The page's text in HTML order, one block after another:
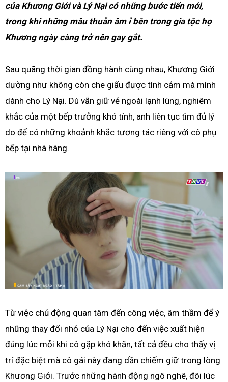
của Khương Giới và Lý Nại có những bước tiến mới,
trong khi những mâu thuẫn âm ỉ bên trong gia tộc họ
Khương ngày càng trở nên gay gắt.
Sau quãng thời gian đồng hành cùng nhau, Khương Giới
dường như không còn che giấu được tình cảm mà mình
dành cho Lý Nại. Dù vẫn giữ vẻ ngoài lạnh lùng, nghiêm
khắc của một bếp trưởng khó tính, anh liên tục tìm đủ lý
do để có những khoảnh khắc tương tác riêng với cô phụ
bếp tại nhà hàng.
Từ việc chủ động quan tâm đến công việc, âm thầm để ý
những thay đổi nhỏ của Lý Nại cho đến việc xuất hiện
đúng lúc mỗi khi cô gặp khó khăn, tất cả đều cho thấy vị
trí đặc biệt mà cô gái này đang dần chiếm giữ trong lòng
Khương Giới. Trước những hành động ngô nghê, đôi lúc